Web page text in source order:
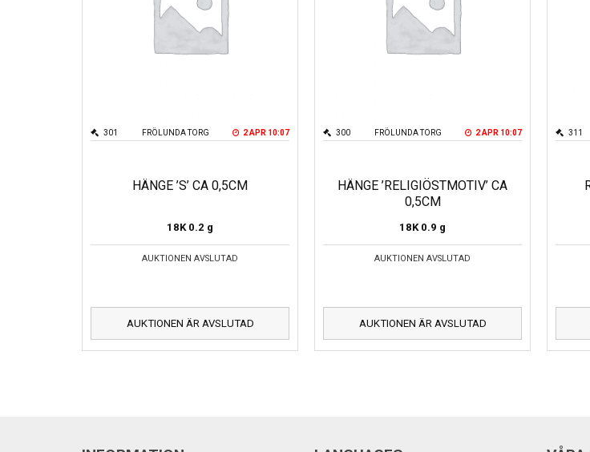
FRÖLUNDA TORG
301 2 APR 10:07
HÄNGE ’S’ CA 0,5CM
18K 0.2 g
AUKTIONEN AVSLUTAD
AUKTIONEN ÄR AVSLUTAD
FRÖLUNDA TORG
300 2 APR 10:07
HÄNGE ’RELIGIÖSTMOTIV’ CA
0,5CM
18K 0.9 g
AUKTIONEN AVSLUTAD
AUKTIONEN ÄR AVSLUTAD
311